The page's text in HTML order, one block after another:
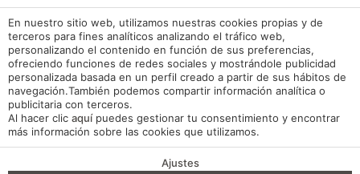
VENTAJAS DE RESERVA
Política de Calidad y Medioambiente
Canal de Denuncias Hoteles de España
Reglamento de Régimen Interno
Mi reserva
Desarrollado por mirai
En nuestro sitio web, utilizamos nuestras cookies propias y de
terceros para fines analíticos analizando el tráfico web,
personalizando el contenido en función de sus preferencias,
ofreciendo funciones de redes sociales y mostrándole publicidad
personalizada basada en un perfil creado a partir de sus hábitos de
navegación.También podemos compartir información analítica o
publicitaria con terceros.
Al hacer clic aquípuedes gestionar tu consentimiento y encontrar
más información sobre las cookies que utilizamos.
Ajustes